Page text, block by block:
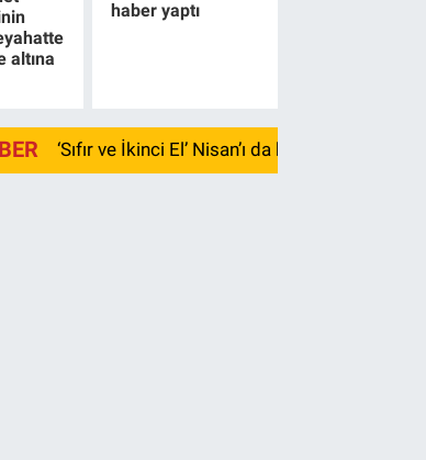
altına
haber yaptı
‘Sıfır ve İkinci El’ Nisan’ı da kayıpla kapadı